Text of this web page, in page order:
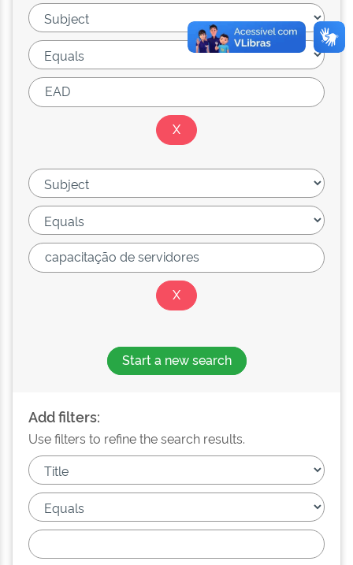
Start a new search
Add filters:
Use filters to refine the search results.